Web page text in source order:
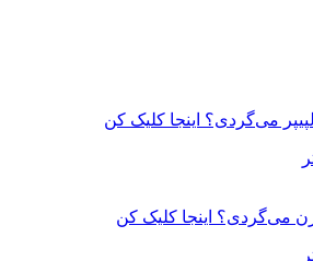
می‌گردی؟ اینجا کلیک کن
می‌گردی؟ اینجا کلیک کن